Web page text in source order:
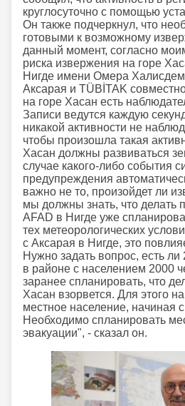
круглосуточно с помощью
Он также подчеркнул, что
готовыми к возможному
данный момент, согласно
риска извержения на горе
Нигде имени Омера
Аксарая и TÜBİTAK
на горе Хасан есть
Записи ведутся каждую
никакой активности не
чтобы произошла такая
Хасан должны развиваться
случае какого-либо события
предупреждения
важно не то, произойдет ли
мы должны знать, что делать
AFAD в Нигде уже
тех метеорологических
с Аксарая в Нигде, это
Нужно задать вопрос, есть
в районе с населением 2000
заранее спланировать, что
Хасан взорвется. Для этого
местное население, начиная
Необходимо спланировать
эвакуации", - сказал он.